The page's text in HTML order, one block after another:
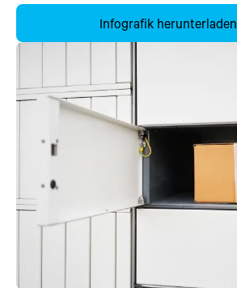
Infografik herunterladen